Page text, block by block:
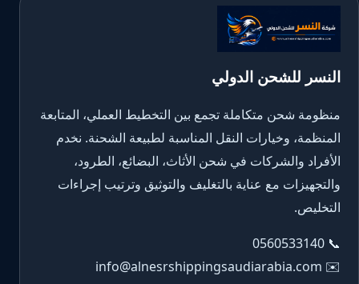
النسر للشحن الدولي
منظومة شحن متكاملة تجمع بين التخطيط العملي، المتابعة
المنظمة، وخيارات النقل المناسبة لطبيعة الشحنة. نخدم
الأفراد والشركات في شحن الأثاث، البضائع، الطرود،
والتجهيزات مع عناية بالتغليف والتوثيق وترتيب إجراءات
التخليص.
📞
0560533140
✉️
info@alnesrshippingsaudiarabia.com